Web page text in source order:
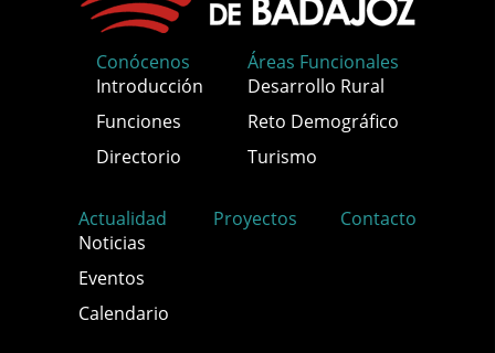
Conócenos
Introducción
Funciones
Directorio
Áreas Funcionales
Desarrollo Rural
Reto Demográfico
Turismo
Actualidad
Noticias
Eventos
Calendario
Proyectos Contacto